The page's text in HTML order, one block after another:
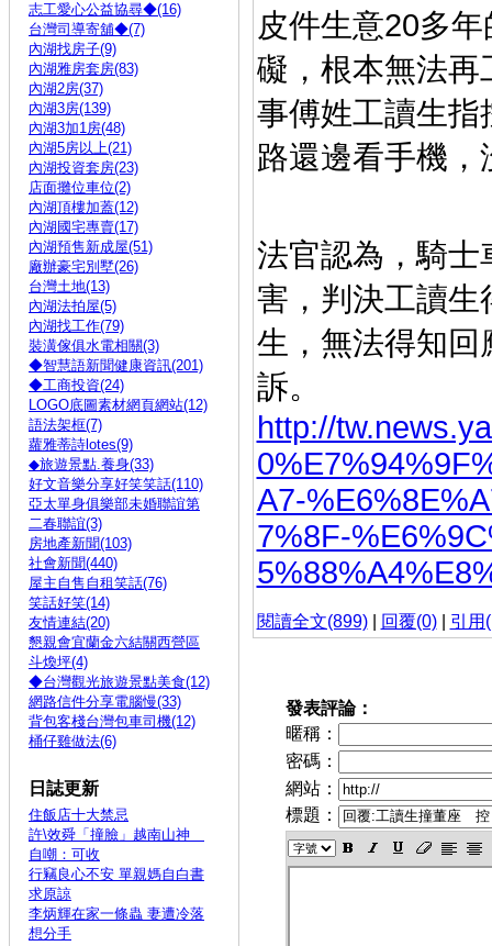
志工愛心公益協尋◆(16)
台灣司導寄舖◆(7)
內湖找房子(9)
內湖雅房套房(83)
內湖2房(37)
內湖3房(139)
內湖3加1房(48)
內湖5房以上(21)
內湖投資套房(23)
店面攤位車位(2)
內湖頂樓加蓋(12)
內湖國宅專賣(17)
內湖預售新成屋(51)
廠辦豪宅別墅(26)
台灣土地(13)
內湖法拍屋(5)
內湖找工作(79)
裝潢傢俱水電相關(3)
◆智慧語新聞健康資訊(201)
◆工商投資(24)
LOGO底圖素材網頁網站(12)
語法架框(7)
蘿雅蒂詩lotes(9)
◆旅遊景點.養身(33)
好文音樂分享好笑笑話(110)
亞太單身俱樂部未婚聯誼第
二春聯誼(3)
房地產新聞(103)
社會新聞(440)
屋主自售自租笑話(76)
笑話好笑(14)
友情連結(20)
懇親會宜蘭金六結關西營區
斗煥坪(4)
◆台灣觀光旅遊景點美食(12)
網路信件分享電腦慢(33)
背包客棧台灣包車司機(12)
桶仔雞做法(6)
日誌更新
住飯店十大禁忌
許\效舜「撞臉」越南山神
自嘲：可收
行竊良心不安 單親媽自白書
求原諒
李炳輝在家一條蟲 妻遭冷落
想分手
皮件生意20多
礙，根本無法再
事傅姓工讀生指
路還邊看手機
法官認為，騎士
害，判決工讀生
生，無法得知回
訴。
http://
A7-
7%8F-
閱讀全文(899)| 回覆(0)| 引用
發表評論：
暱稱：
密碼：
網站：
標題：